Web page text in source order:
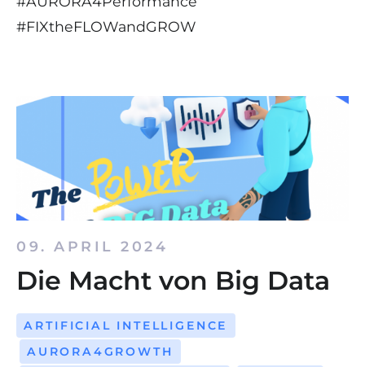
#FIXtheFLOWandGROW
09. APRIL 2024
Die Macht von Big Data
ARTIFICIAL INTELLIGENCE
AURORA4GROWTH